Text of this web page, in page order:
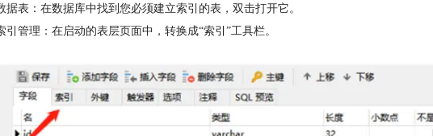
据表：在数据库中找到您必须建立索引的表，双击打开它。
引管理：在启动的表层页面中，转换成“索引”工具栏。